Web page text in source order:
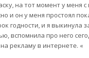
на тот момент у меня с
и он у меня простоял
годности, и я выкинула
вспомнила про него
рекламу в интернете. «